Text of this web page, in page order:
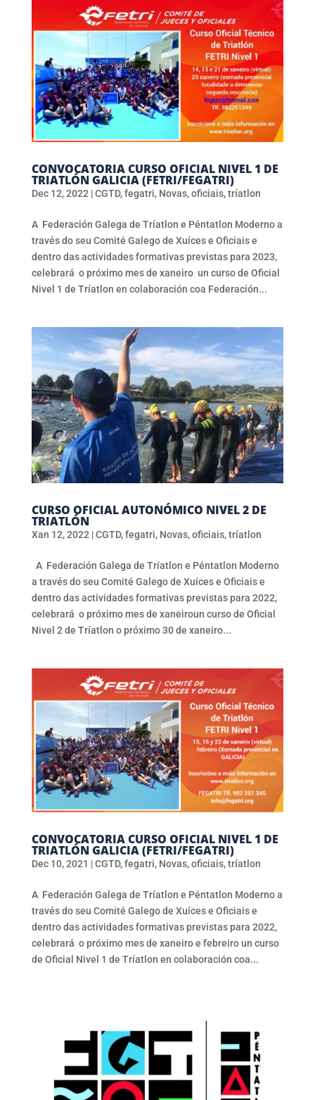
CONVOCATORIA CURSO OFICIAL NIVEL 1 DE
TRIATLÓN GALICIA (FETRI/FEGATRI)
Dec 12, 2022 |CGTD,fegatri, Novas,oficiais,tríatlon
A Federación Galega de Tríatlon e Péntatlon Moderno a
través do seu Comité Galego de Xuíces e Oficiais e
dentro das actividades formativas previstas para 2023,
celebrará o próximo mes de xaneiro un curso de Oficial
Nivel 1 de Tríatlon en colaboración coa Federación...
CURSO OFICIAL AUTONÓMICO NIVEL 2 DE
TRIATLÓN
Xan 12, 2022 |CGTD,fegatri, Novas,oficiais,tríatlon
A Federación Galega de Tríatlon e Péntatlon Moderno
a través do seu Comité Galego de Xuíces e Oficiais e
dentro das actividades formativas previstas para 2022,
celebrará o próximo mes de xaneiroun curso de Oficial
Nivel 2 de Tríatlon o próximo 30 de xaneiro...
CONVOCATORIA CURSO OFICIAL NIVEL 1 DE
TRIATLÓN GALICIA (FETRI/FEGATRI)
Dec 10, 2021 |CGTD,fegatri, Novas,oficiais,tríatlon
A Federación Galega de Tríatlon e Péntatlon Moderno a
través do seu Comité Galego de Xuíces e Oficiais e
dentro das actividades formativas previstas para 2022,
celebrará o próximo mes de xaneiro e febreiro un curso
de Oficial Nivel 1 de Tríatlon en colaboración coa...